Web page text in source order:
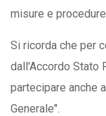
misure e
Si ricorda che per
dall'Accordo Stato
partecipare anche
Generale".